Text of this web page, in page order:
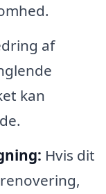
af
kan
Hvis dit